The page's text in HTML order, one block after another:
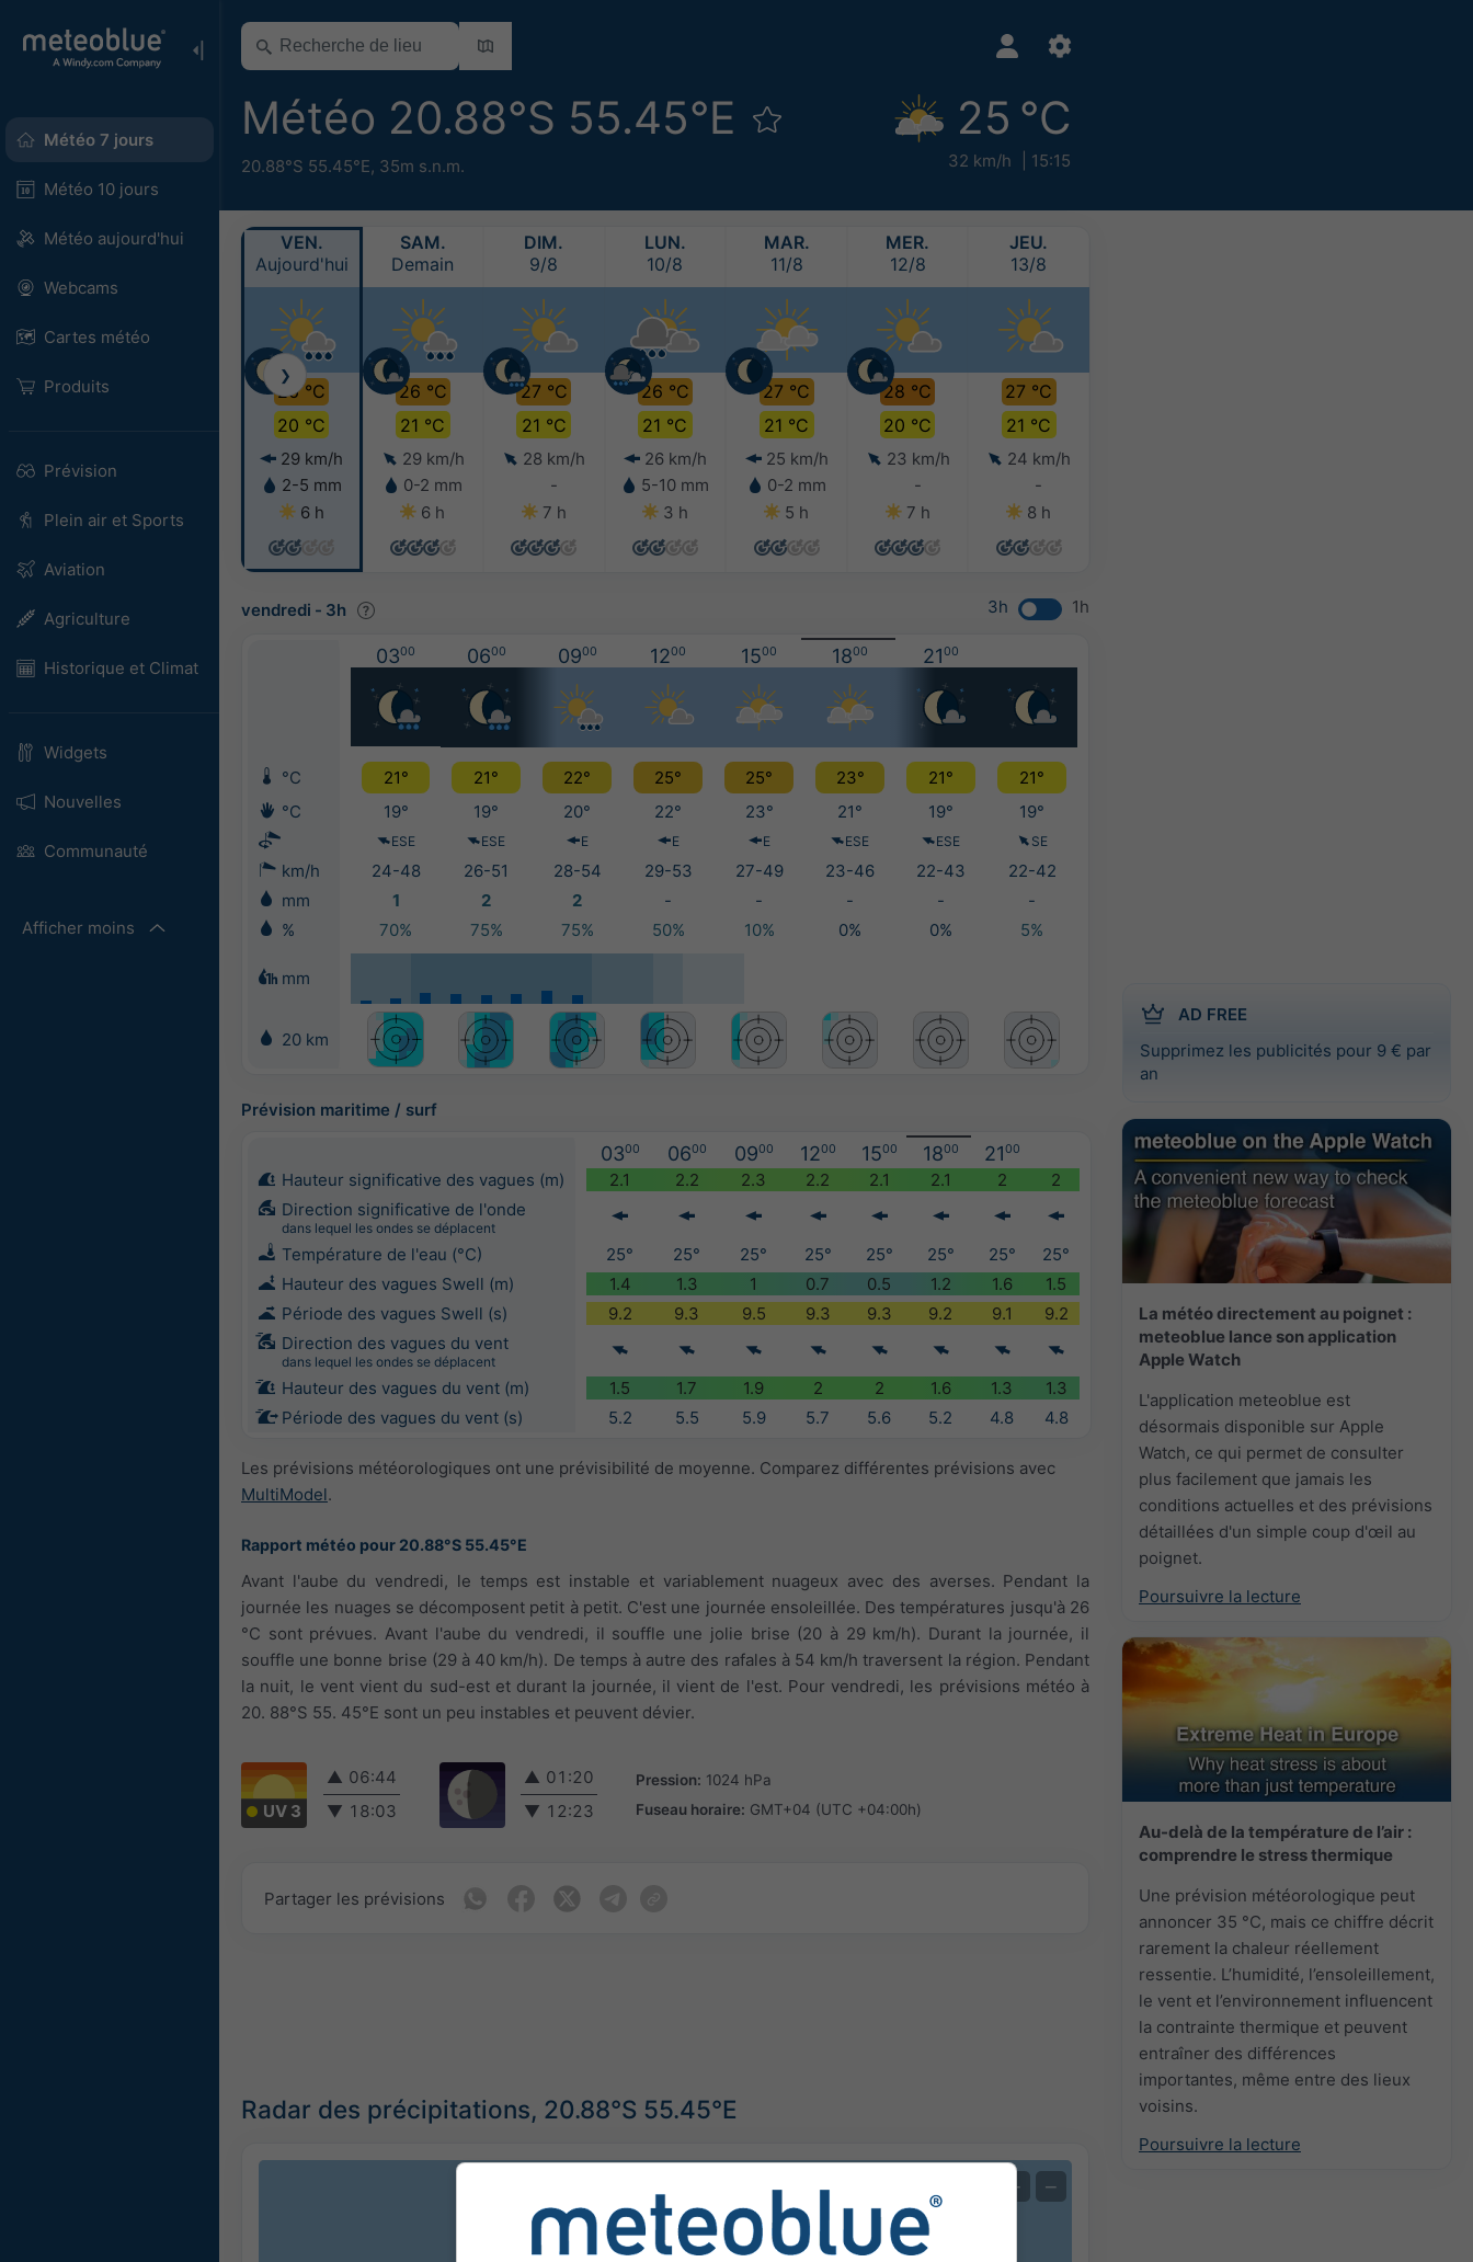
Météo 7 jours
Météo 10 jours
Météo aujourd'hui
Webcams
Cartes météo
Produits
Prévision
Plein air et Sports
Aviation
Agriculture
Historique et Climat
Widgets
Nouvelles
Communauté
Afficher moins
Météo 20.88°S 55.45°E
20.88°S 55.45°E, 35m s.n.m.
25 °C
32 km/h 15:15
AD FREE
Supprimez les publicités pour 9 € par
an
La météo directement au poignet :
meteoblue lance son application
Apple Watch
L'application meteoblue est
désormais disponible sur Apple
Watch, ce qui permet de consulter
plus facilement que jamais les
conditions actuelles et des prévisions
détaillées d'un simple coup d'œil au
poignet.
Poursuivre la lecture
Au-delà de la température de l’air :
comprendre le stress thermique
Une prévision météorologique peut
annoncer 35 °C, mais ce chiffre décrit
rarement la chaleur réellement
ressentie. L’humidité, l’ensoleillement,
le vent et l’environnement influencent
la contrainte thermique et peuvent
entraîner des différences
importantes, même entre des lieux
voisins.
Poursuivre la lecture
VEN.
Aujourd'hui
26 °C
20 °C
29 km/h
2-5 mm
6 h
SAM.
Demain
26 °C
21 °C
29 km/h
0-2 mm
6 h
DIM.
9/8
27 °C
21 °C
28 km/h
-
7 h
LUN.
10/8
26 °C
21 °C
26 km/h
5-10 mm
3 h
MAR.
11/8
27 °C
21 °C
25 km/h
0-2 mm
5 h
MER.
12/8
28 °C
20 °C
23 km/h
-
7 h
JEU.
13/8
27 °C
21 °C
24 km/h
-
8 h
❯
vendredi - 3h 3h 1h
0300 0600 0900 1200 1500 1800 2100
°C 21° 21° 22° 25° 25° 23° 21°
21°
°C
19° 19° 20° 22° 23° 21° 19° 19°
ESE ESE E E E ESE ESE SE
km/h 24-48 26-51 28-54 29-53 27-49 23-46 22-43
22-42
mm
1 2 2 - - - -
-
%
70% 75% 75% 50% 10% 0% 0% 5%
mm
20 km
Prévision maritime / surf
0300 0600 0900 1200 1500 1800 2100
Hauteur significative des vagues (m) 2.1 2.2 2.3 2.2 2.1 2.1 2
2
Direction significative de l'onde
dans lequel les ondes se déplacent
Température de l'eau (°C) 25° 25° 25° 25° 25° 25° 25°
25°
Hauteur des vagues Swell (m)
1.4 1.3 1 0.7 0.5 1.2 1.6
1.5
Période des vagues Swell (s)
9.2 9.3 9.5 9.3 9.3 9.2 9.1
9.2
Direction des vagues du vent
dans lequel les ondes se déplacent
Hauteur des vagues du vent (m) 1.5 1.7 1.9 2 2 1.6 1.3
1.3
Période des vagues du vent (s)
5.2 5.5 5.9 5.7 5.6 5.2 4.8 4.8
Les prévisions météorologiques ont une prévisibilité de moyenne. Comparez différentes prévisions avec
MultiModel.
Rapport météo pour 20.88°S 55.45°E
Avant l'aube du vendredi, le temps est instable et variablement nuageux avec des averses. Pendant la
journée les nuages se décomposent petit à petit. C'est une journée ensoleillée. Des températures jusqu'à 26
°C sont prévues. Avant l'aube du vendredi, il souffle une jolie brise (20 à 29 km/h). Durant la journée, il
souffle une bonne brise (29 à 40 km/h). De temps à autre des rafales à 54 km/h traversent la région. Pendant
la nuit, le vent vient du sud-est et durant la journée, il vient de l'est. Pour vendredi, les prévisions météo à
20. 88°S 55. 45°E sont un peu instables et peuvent dévier.
UV 3
▲ 06:44
▼ 18:03
▲ 01:20
▼ 12:23
Pression: 1024 hPa
Fuseau horaire: GMT+04 (UTC +04:00h)
Partager les prévisions
Radar des précipitations, 20.88°S 55.45°E
+ −